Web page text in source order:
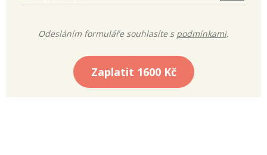
Odesláním formuláře souhlasíte s podmínkami.
Zaplatit 1600 Kč